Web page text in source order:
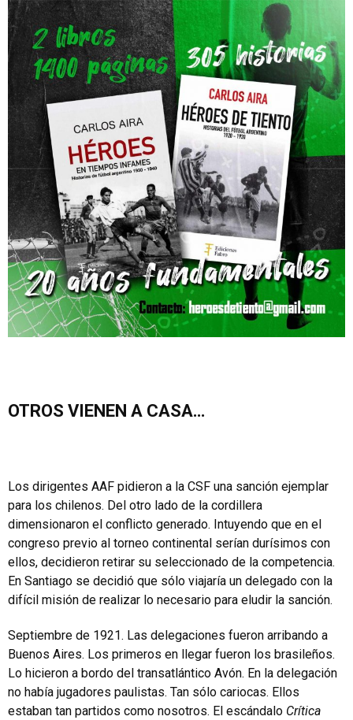
OTROS VIENEN A CASA…
Los dirigentes AAF pidieron a la CSF una sanción ejemplar
para los chilenos. Del otro lado de la cordillera
dimensionaron el conflicto generado. Intuyendo que en el
congreso previo al torneo continental serían durísimos con
ellos, decidieron retirar su seleccionado de la competencia.
En Santiago se decidió que sólo viajaría un delegado con la
difícil misión de realizar lo necesario para eludir la sanción.
Septiembre de 1921. Las delegaciones fueron arribando a
Buenos Aires. Los primeros en llegar fueron los brasileños.
Lo hicieron a bordo del transatlántico Avón. En la delegación
no había jugadores paulistas. Tan sólo cariocas. Ellos
estaban tan partidos como nosotros. El escándalo Crítica